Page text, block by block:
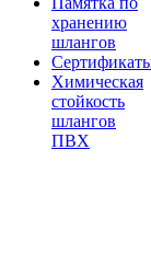
хранению
шлангов
Химическая
стойкость
шлангов
ПВХ